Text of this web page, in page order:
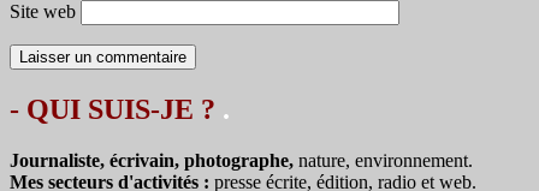
Site web
- QUI SUIS-JE ? .
Journaliste, écrivain, photographe, nature, environnement.
Mes secteurs d'activités : presse écrite, édition, radio et web.